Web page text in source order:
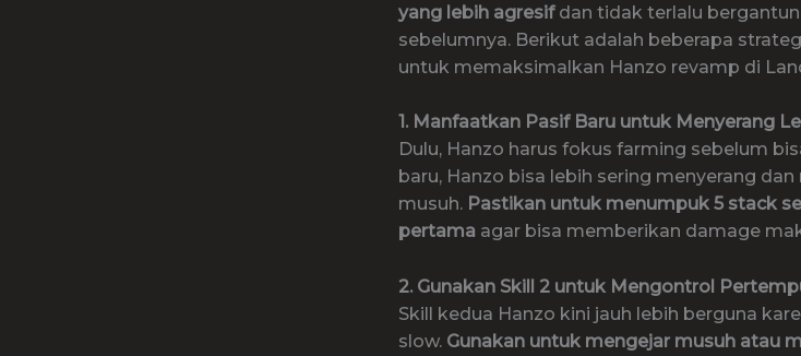
yang lebih agresifdan tidak terlalu
sebelumnya. Berikut adalah beberapa
untuk memaksimalkan Hanzo revamp di
1. Manfaatkan Pasif Baru untuk Menyerang
Dulu, Hanzo harus fokus farming sebelum
baru, Hanzo bisa lebih sering menyerang
musuh. Pastikan untuk menumpuk 5 stack
pertama agar bisa memberikan damage
2. Gunakan Skill 2 untuk Mengontrol
Skill kedua Hanzo kini jauh lebih berguna
slow. Gunakan untuk mengejar musuh atau